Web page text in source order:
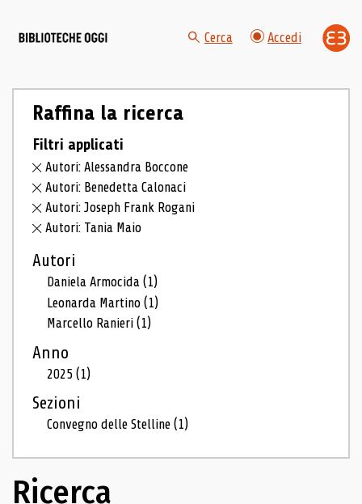
Cerca Accedi
Raffina la ricerca
Filtri applicati
Autori: Alessandra Boccone
Autori: Benedetta Calonaci
Autori: Joseph Frank Rogani
Autori: Tania Maio
Autori
Daniela Armocida(1)
Leonarda Martino(1)
Marcello Ranieri(1)
Anno
2025(1)
Sezioni
Convegno delle Stelline(1)
Ricerca